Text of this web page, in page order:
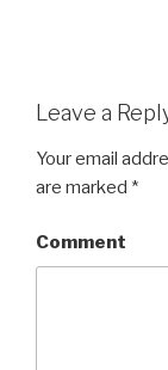
Leave a
Your email
are marked *
Comment